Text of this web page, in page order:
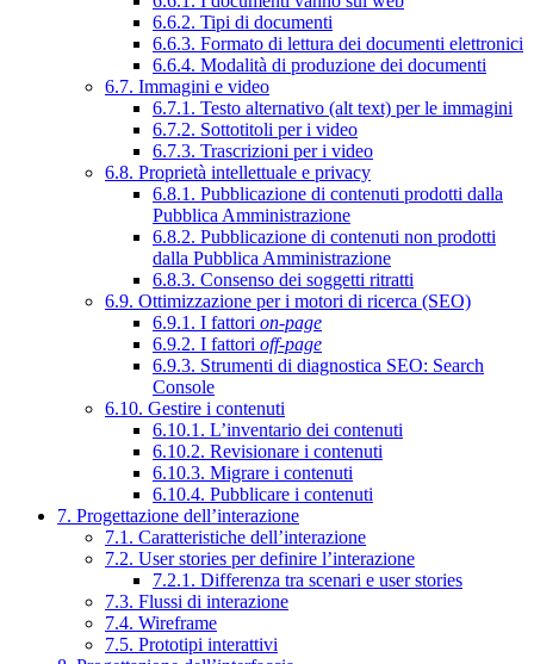
6.6.2. Tipi di documenti
6.6.3. Formato di lettura dei documenti elettronici
6.6.4. Modalità di produzione dei documenti
6.7. Immagini e video
6.7.1. Testo alternativo (alt text) per le immagini
6.7.2. Sottotitoli per i video
6.7.3. Trascrizioni per i video
6.8. Proprietà intellettuale e privacy
6.8.1. Pubblicazione di contenuti prodotti dalla
Pubblica Amministrazione
6.8.2. Pubblicazione di contenuti non prodotti
dalla Pubblica Amministrazione
6.8.3. Consenso dei soggetti ritratti
6.9. Ottimizzazione per i motori di ricerca (SEO)
6.9.1. I fattori on-page
6.9.2. I fattori off-page
6.9.3. Strumenti di diagnostica SEO: Search
Console
6.10. Gestire i contenuti
6.10.1. L’inventario dei contenuti
6.10.2. Revisionare i contenuti
6.10.3. Migrare i contenuti
6.10.4. Pubblicare i contenuti
7. Progettazione dell’interazione
7.1. Caratteristiche dell’interazione
7.2. User stories per definire l’interazione
7.2.1. Differenza tra scenari e user stories
7.3. Flussi di interazione
7.4. Wireframe
7.5. Prototipi interattivi